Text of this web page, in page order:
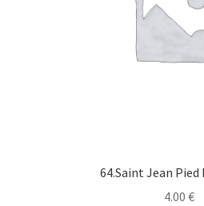
64.Saint Jean Pied
4.00 €